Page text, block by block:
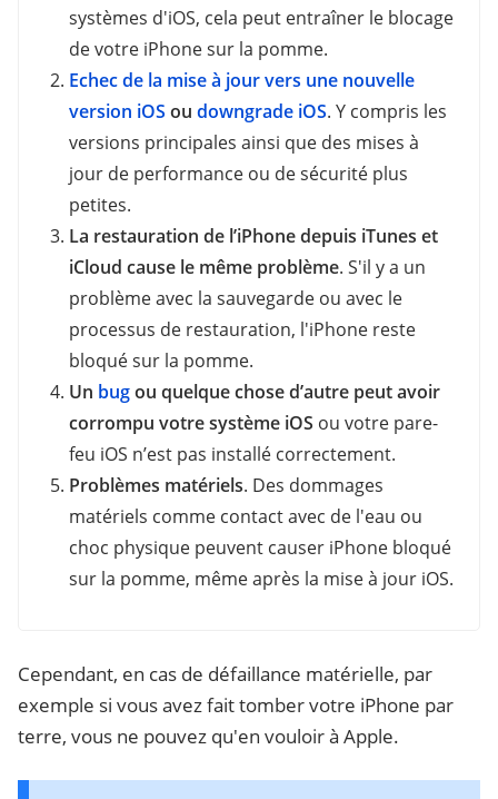
systèmes d'iOS, cela peut entraîner le blocage
de votre iPhone sur la pomme.
Echec de la mise à jour vers une nouvelle
version iOS ou downgrade iOS. Y compris les
versions principales ainsi que des mises à
jour de performance ou de sécurité plus
petites.
La restauration de l’iPhone depuis iTunes et
iCloud cause le même problème. S'il y a un
problème avec la sauvegarde ou avec le
processus de restauration, l'iPhone reste
bloqué sur la pomme.
Un bugou quelque chose d’autre peut avoir
corrompu votre système iOS ou votre pare-
feu iOS n’est pas installé correctement.
Problèmes matériels. Des dommages
matériels comme contact avec de l'eau ou
choc physique peuvent causer iPhone bloqué
sur la pomme, même après la mise à jour iOS.
Cependant, en cas de défaillance matérielle, par
exemple si vous avez fait tomber votre iPhone par
terre, vous ne pouvez qu'en vouloir à Apple.